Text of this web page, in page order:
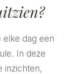
elke dag een
In deze
inzichten,